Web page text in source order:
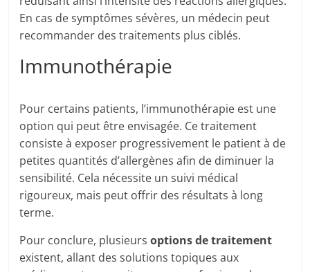
En cas de symptômes sévères, un médecin peut
recommander des traitements plus ciblés.
Immunothérapie
Pour certains patients, l’immunothérapie est une
option qui peut être envisagée. Ce traitement
consiste à exposer progressivement le patient à de
petites quantités d’allergènes afin de diminuer la
sensibilité. Cela nécessite un suivi médical
rigoureux, mais peut offrir des résultats à long
terme.
Pour conclure, plusieursoptions de traitement
existent, allant des solutions topiques aux